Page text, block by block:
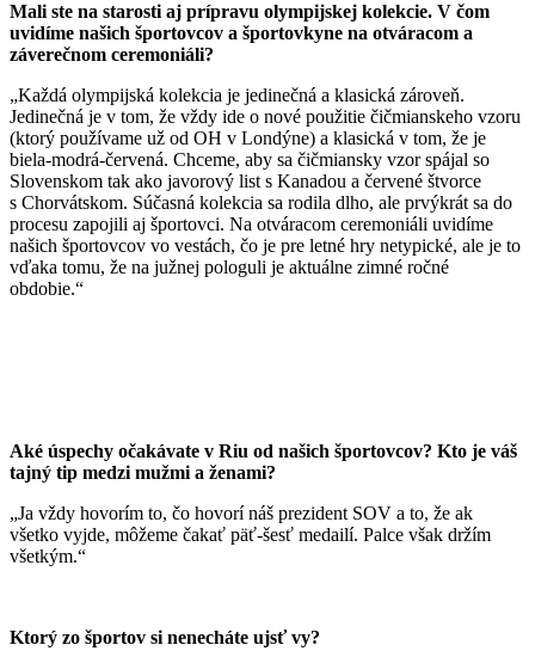
Mali ste na starosti aj prípravu olympijskej kolekcie. V čom
uvidíme našich športovcov a športovkyne na otváracom a
záverečnom ceremoniáli?
„Každá olympijská kolekcia je jedinečná a klasická zároveň.
Jedinečná je v tom, že vždy ide o nové použitie čičmianskeho vzoru
(ktorý používame už od OH v Londýne) a klasická v tom, že je
biela-modrá-červená. Chceme, aby sa čičmiansky vzor spájal so
Slovenskom tak ako javorový list s Kanadou a červené štvorce
s Chorvátskom. Súčasná kolekcia sa rodila dlho, ale prvýkrát sa do
procesu zapojili aj športovci. Na otváracom ceremoniáli uvidíme
našich športovcov vo vestách, čo je pre letné hry netypické, ale je to
vďaka tomu, že na južnej pologuli je aktuálne zimné ročné
obdobie.“
Aké úspechy očakávate v Riu od našich športovcov? Kto je váš
tajný tip medzi mužmi a ženami?
„Ja vždy hovorím to, čo hovorí náš prezident SOV a to, že ak
všetko vyjde, môžeme čakať päť-šesť medailí. Palce však držím
všetkým.“
Ktorý zo športov si nenecháte ujsť vy?